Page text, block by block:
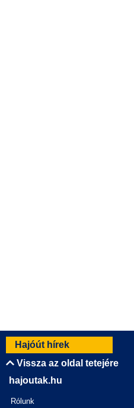
Hajóút hírek
Vissza az oldal tetejére
hajoutak.hu
Rólunk